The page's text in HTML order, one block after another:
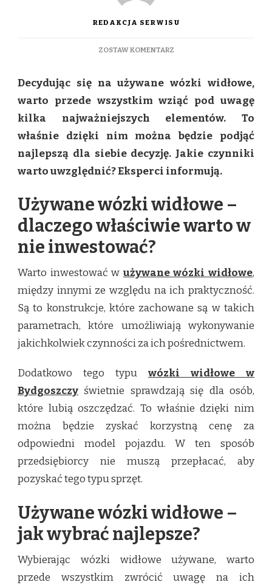
REDAKCJA SERWISU
ZOSTAW KOMENTARZDO
ZWRÓCIĆ
UWAGĘ
KUPUJĄC
UŻYWANE
WÓZKI
WIDŁOWE?
Decydując się na używane wózki widłowe,
warto przede wszystkim wziąć pod uwagę
kilka najważniejszych elementów. To
właśnie dzięki nim można będzie podjąć
najlepszą dla siebie decyzję. Jakie czynniki
warto uwzględnić? Eksperci informują.
Używane wózki widłowe –
dlaczego właściwie warto w
nie inwestować?
Warto inwestować wużywane wózki widłowe,
między innymi ze względu na ich praktyczność.
Są to konstrukcje, które zachowane są w takich
parametrach, które umożliwiają wykonywanie
jakichkolwiek czynności za ich pośrednictwem.
Dodatkowo tego typu wózki widłowe w
Bydgoszczy świetnie sprawdzają się dla osób,
które lubią oszczędzać. To właśnie dzięki nim
można będzie zyskać korzystną cenę za
odpowiedni model pojazdu. W ten sposób
przedsiębiorcy nie muszą przepłacać, aby
pozyskać tego typu sprzęt.
Używane wózki widłowe –
jak wybrać najlepsze?
Wybierając wózki widłowe używane, warto
przede wszystkim zwrócić uwagę na ich